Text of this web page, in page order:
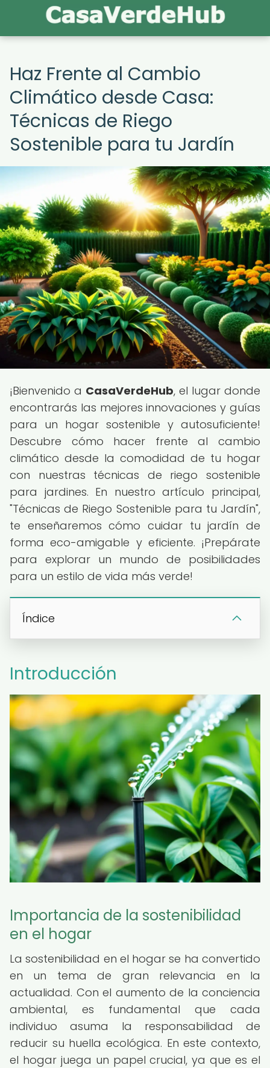
Haz Frente al Cambio
Climático desde Casa:
Técnicas de Riego
Sostenible para tu Jardín
¡Bienvenido a CasaVerdeHub, el lugar donde
encontrarás las mejores innovaciones y guías
para un hogar sostenible y autosuficiente!
Descubre cómo hacer frente al cambio
climático desde la comodidad de tu hogar
con nuestras técnicas de riego sostenible
para jardines. En nuestro artículo principal,
"Técnicas de Riego Sostenible para tu Jardín",
te enseñaremos cómo cuidar tu jardín de
forma eco-amigable y eficiente. ¡Prepárate
para explorar un mundo de posibilidades
para un estilo de vida más verde!
Índice
Introducción
Importancia de la sostenibilidad
en el hogar
La sostenibilidad en el hogar se ha convertido
en un tema de gran relevancia en la
actualidad. Con el aumento de la conciencia
ambiental, es fundamental que cada
individuo asuma la responsabilidad de
reducir su huella ecológica. En este contexto,
el hogar juega un papel crucial, ya que es el